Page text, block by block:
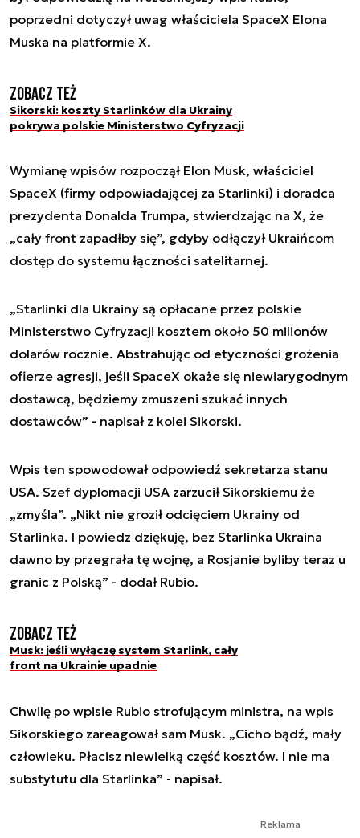
poprzedni dotyczył uwag właściciela SpaceX Elona
Muska na platformie X.
Zobacz też
Sikorski: koszty Starlinków dla Ukrainy
pokrywa polskie Ministerstwo Cyfryzacji
Wymianę wpisów rozpoczął Elon Musk, właściciel
SpaceX (firmy odpowiadającej za Starlinki) i doradca
prezydenta Donalda Trumpa, stwierdzając na X, że
„cały front zapadłby się”, gdyby odłączył Ukraińcom
dostęp do systemu łączności satelitarnej.
„Starlinki dla Ukrainy są opłacane przez polskie
Ministerstwo Cyfryzacji kosztem około 50 milionów
dolarów rocznie. Abstrahując od etyczności grożenia
ofierze agresji, jeśli SpaceX okaże się niewiarygodnym
dostawcą, będziemy zmuszeni szukać innych
dostawców” - napisał z kolei Sikorski.
Wpis ten spowodował odpowiedź sekretarza stanu
USA. Szef dyplomacji USA zarzucił Sikorskiemu że
„zmyśla”. „Nikt nie groził odcięciem Ukrainy od
Starlinka. I powiedz dziękuję, bez Starlinka Ukraina
dawno by przegrała tę wojnę, a Rosjanie byliby teraz u
granic z Polską” - dodał Rubio.
Zobacz też
Musk: jeśli wyłączę system Starlink, cały
front na Ukrainie upadnie
Chwilę po wpisie Rubio strofującym ministra, na wpis
Sikorskiego zareagował sam Musk. „Cicho bądź, mały
człowieku. Płacisz niewielką część kosztów. I nie ma
substytutu dla Starlinka” - napisał.
Reklama